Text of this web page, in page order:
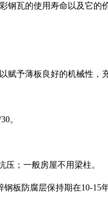
钢瓦的使用寿命以及它的
予薄板良好的机械性，
。
；一般房屋不用梁柱。
板防腐层保持期在10-15年